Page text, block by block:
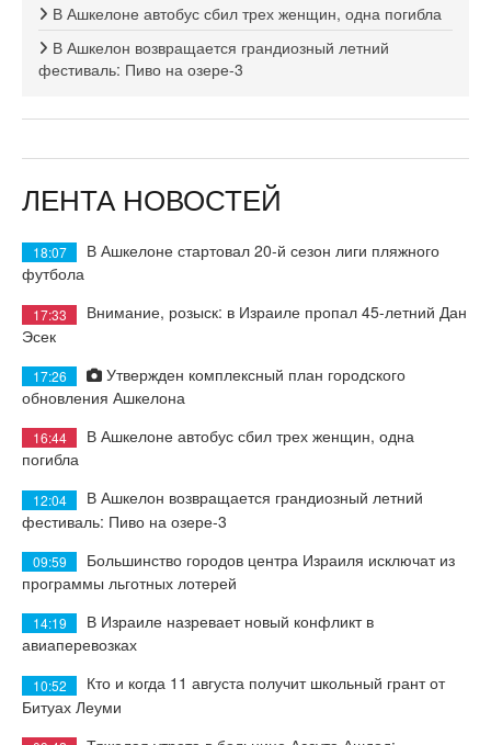
В Ашкелоне автобус сбил трех женщин, одна погибла
В Ашкелон возвращается грандиозный летний
фестиваль: Пиво на озере-3
ЛЕНТА НОВОСТЕЙ
18:07
В Ашкелоне стартовал 20-й сезон лиги пляжного
футбола
17:33
Внимание, розыск: в Израиле пропал 45-летний Дан
Эсек
17:26
Утвержден комплексный план городского
обновления Ашкелона
16:44
В Ашкелоне автобус сбил трех женщин, одна
погибла
12:04
В Ашкелон возвращается грандиозный летний
фестиваль: Пиво на озере-3
09:59
Большинство городов центра Израиля исключат из
программы льготных лотерей
14:19
В Израиле назревает новый конфликт в
авиаперевозках
10:52
Кто и когда 11 августа получит школьный грант от
Битуах Леуми